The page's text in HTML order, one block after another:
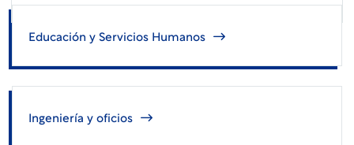
Educación y Servicios Humanos
Ingeniería y oficios